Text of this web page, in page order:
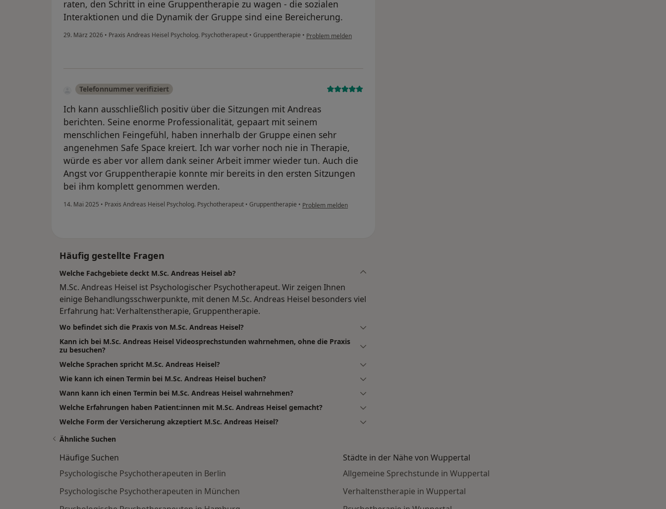
raten, den Schritt in eine Gruppentherapie zu wagen - die sozialen
Interaktionen und die Dynamik der Gruppe sind eine Bereicherung.
29. März 2026 • Praxis Andreas Heisel Psycholog. Psychotherapeut • Gruppentherapie • Problem melden
Telefonnummer verifiziert
Ich kann ausschließlich positiv über die Sitzungen mit Andreas
berichten. Seine enorme Professionalität, gepaart mit seinem
menschlichen Feingefühl, haben innerhalb der Gruppe einen sehr
angenehmen Safe Space kreiert. Ich war vorher noch nie in Therapie,
würde es aber vor allem dank seiner Arbeit immer wieder tun. Auch die
Angst vor Gruppentherapie konnte mir bereits in den ersten Sitzungen
bei ihm komplett genommen werden.
14. Mai 2025 • Praxis Andreas Heisel Psycholog. Psychotherapeut • Gruppentherapie • Problem melden
Häufig gestellte Fragen
Welche Fachgebiete deckt M.Sc. Andreas Heisel ab?
M.Sc. Andreas Heisel ist Psychologischer Psychotherapeut. Wir zeigen Ihnen
einige Behandlungsschwerpunkte, mit denen M.Sc. Andreas Heisel besonders viel
Erfahrung hat: Verhaltenstherapie, Gruppentherapie.
Wo befindet sich die Praxis von M.Sc. Andreas Heisel?
Kann ich bei M.Sc. Andreas Heisel Videosprechstunden wahrnehmen, ohne die Praxis
zu besuchen?
Welche Sprachen spricht M.Sc. Andreas Heisel?
Wie kann ich einen Termin bei M.Sc. Andreas Heisel buchen?
Wann kann ich einen Termin bei M.Sc. Andreas Heisel wahrnehmen?
Welche Erfahrungen haben Patient:innen mit M.Sc. Andreas Heisel gemacht?
Welche Form der Versicherung akzeptiert M.Sc. Andreas Heisel?
Ähnliche Suchen
Häufige Suchen
Psychologische Psychotherapeuten in Berlin
Psychologische Psychotherapeuten in München
Städte in der Nähe von Wuppertal
Allgemeine Sprechstunde in Wuppertal
Verhaltenstherapie in Wuppertal